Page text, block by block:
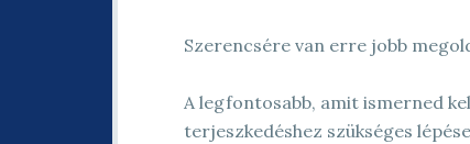
Szerencsére van erre jobb
A legfontosabb, amit ismerned
terjeszkedéshez szükséges